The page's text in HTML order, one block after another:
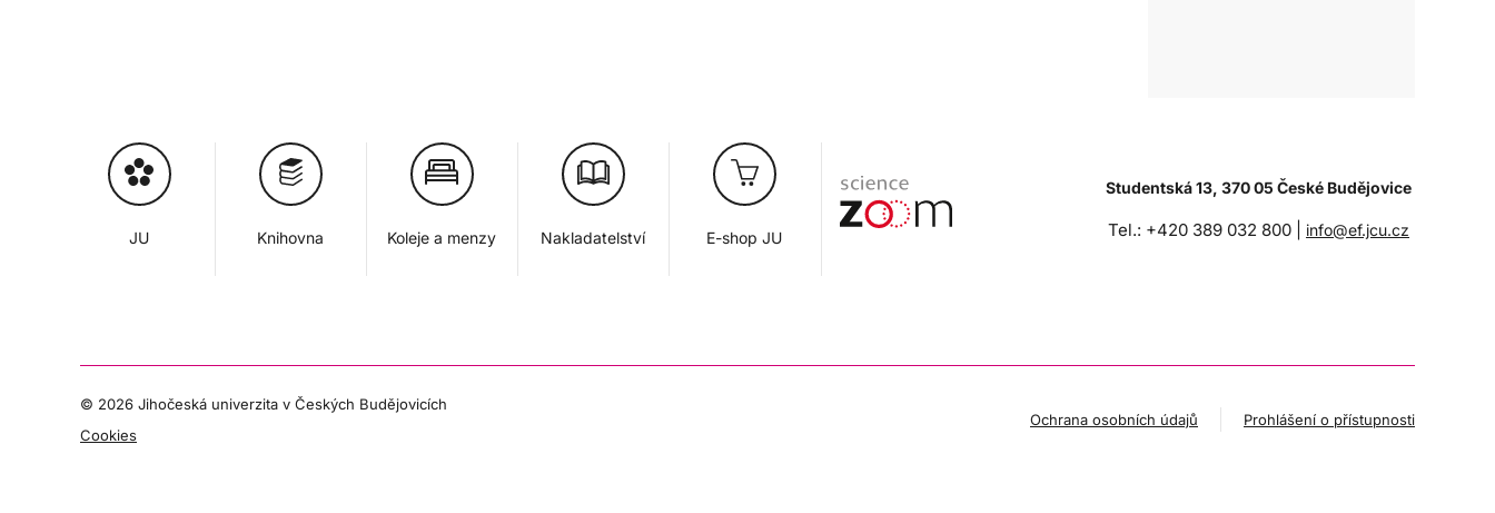
JU Knihovna Koleje a menzy Nakladatelství E-shop JU
Studentská 13, 370 05 České Budějovice
Tel.: +420 389 032 800 | info@ef.jcu.cz
© 2026 Jihočeská univerzita v Českých Budějovicích
Cookies
Ochrana osobních údajů Prohlášení o přístupnosti